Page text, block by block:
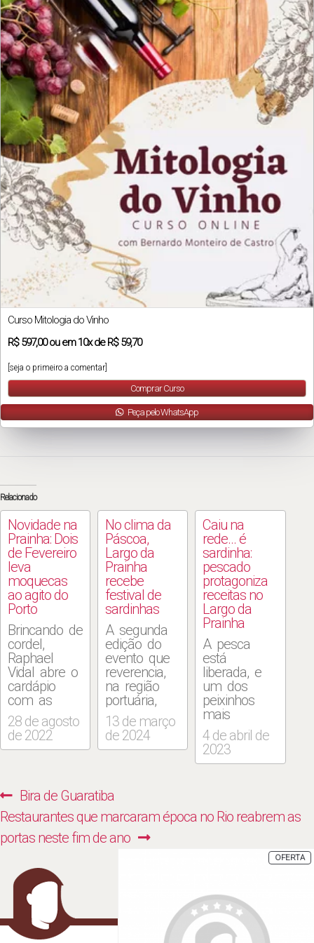
Curso Mitologia do Vinho
R$597,00ou em10xdeR$ 59,70
[seja o primeiro a comentar]
Comprar Curso
Peça pelo WhatsApp
Relacionado
Novidade na
Prainha: Dois
de Fevereiro
leva
moquecas
ao agito do
Porto
Brincando de
cordel,
Raphael
Vidal abre o
cardápio
com as
“Histórias
encantadas
do festejo
Santos na
Pequena
África do
Rio”. E
uma vasta
coleção
brasileira de
receitas
banhadas à
maresia no
28 de agosto
de 2022
No clima da
Páscoa,
Largo da
Prainha
recebe
festival de
sardinhas
A segunda
edição do
evento que
reverencia,
na região
portuária,
um dos
mais
famosos e,
petiscos de
botequins da
cidade, está
aberta no
especiais
com o peixe
13 de março
de 2024
Caiu na
rede… é
sardinha:
pescado
protagoniza
receitas no
Largo da
Prainha
A pesca
está
liberada, e
um dos
peixinhos
mais
adoráveis da
gastronomia
começa a
em nossas
praias ao
dos bares. A
mês de
Páscoa uma
bela
homenagem
4 de abril de
2023
Navegação
de
Post
Previous
post:
Bira de Guaratiba
Next
post:
Restaurantes que marcaram época no Rio reabrem as
portas neste fim de ano
OFERTA